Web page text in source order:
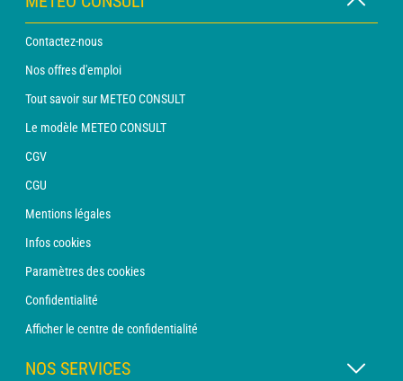
Contactez-nous
Nos offres d'emploi
Tout savoir sur METEO CONSULT
Le modèle METEO CONSULT
CGV
CGU
Mentions légales
Infos cookies
Paramètres des cookies
Confidentialité
Afficher le centre de confidentialité
NOS SERVICES